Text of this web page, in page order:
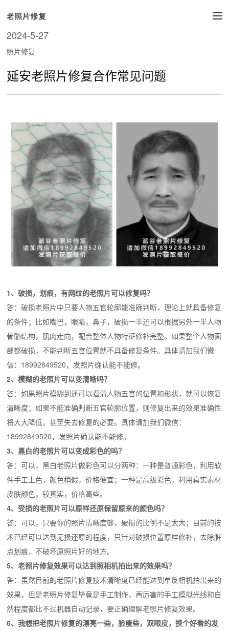
2024-5-27
照片修复
延安老照片修复合作常见问题
1、破损，划痕，有网纹的老照片可以修复吗？
答：破损老照片中只要人物五官轮廓能准确判断，理论上就具备修复
的条件；比如嘴巴，眼睛，鼻子，破损一半还可以根据另外一半人物
骨骼结构，肌肉走向，配合整体人物特征修补完整。如果整个人物面
部都破损，不能判断五官位置就不具备修复条件。具体请加我们微
信：18992849520，发照片确认能不能修。
2、模糊的老照片可以变清晰吗？
答：如果照片模糊到还可以看清人物五官的位置和形状，就可以恢复
清晰度；如果不能准确判断五官轮廓位置，则修复出来的效果准确性
将大大降低，甚至失去修复的必要。具体请加我们微信：
18992849520，发照片确认能不能修。
3、黑白的老照片可以变成彩色的吗？
答：可以，黑白老照片做彩色可以分两种：一种是普通彩色，利用软
件手工上色，颜色稍假，价格便宜；一种是高级彩色，利用真实素材
皮肤颜色，较真实，价格高些。
4、受损的老照片可以原样还原保留原来的颜色吗？
答：可以，只要你的照片清晰度够，破损的比例不是太大；目前的技
术已经可以达到无损还原的程度，只针对破损位置原样修补，去除脏
点划痕，不破坏原照片好的地方。
5、老照片修复效果可以达到照相机拍出来的效果吗？
答：虽然目前的老照片修复技术清晰度已经能达到单反相机拍出来的
效果，但是老照片修复毕竟是手工制作，再厉害的手工模拟光线和自
然程度都比不过机器自动记录，要正确理解老照片修复效果。
6、我想把老照片修复的漂亮一些，脸廋些，双眼皮，换个好看的发